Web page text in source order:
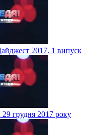
2017. 1 випуск
29 грудня 2017 року